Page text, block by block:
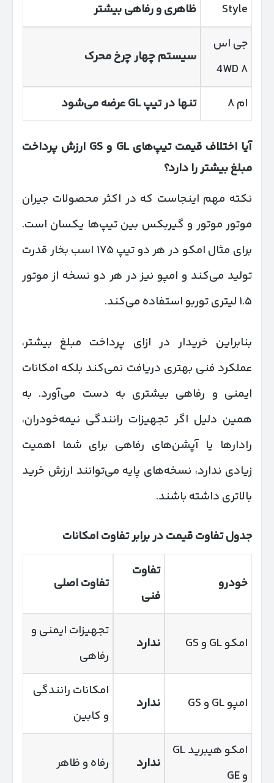
Style
ظاهری و رفاهی بیشتر
جی اس
۸ 4WD
سیستم چهار چرخ محرک
ام ۸ تنها در تیپGL عرضه می‌شود
آیا اختلاف قیمت تیپ‌های GL وGS
ارزش پرداخت
مبلغ بیشتر را دارد؟
نکته مهم اینجاست که در اکثر محصولات جیران
موتور موتور و گیربکس بین تیپ‌ها یکسان است.
برای مثال امکو در هر دو تیپ ۱۷۵ اسب بخار قدرت
تولید می‌کند و امپو نیز در هر دو نسخه از موتور
۱.۵ لیتری توربو استفاده می‌کند.
بنابراین خریدار در ازای پرداخت مبلغ بیشتر،
عملکرد فنی بهتری دریافت نمی‌کند بلکه امکانات
ایمنی و رفاهی بیشتری به دست می‌آورد. به
همین دلیل اگر تجهیزات رانندگی نیمه‌خودران،
رادارها یا آپشن‌های رفاهی برای شما اهمیت
زیادی ندارد، نسخه‌های پایه می‌توانند ارزش خرید
بالاتری داشته باشند.
جدول تفاوت قیمت در برابر تفاوت امکانات
خودرو
تفاوت
فنی
تفاوت اصلی
امکو GL و GS ندارد
تجهیزات ایمنی و
رفاهی
امپو GL و GS ندارد
امکانات رانندگی
و کابین
امکو هیبرید GL
و GE
ندارد رفاه و ظاهر